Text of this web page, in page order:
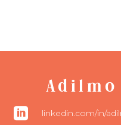
 linkedin.com/in/